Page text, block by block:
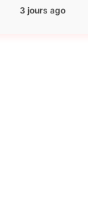
3 jours ago